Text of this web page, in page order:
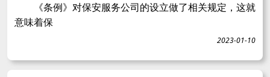
《条例》对保安服务公司的设立做了相关规定，这就
意味着保
2023-01-10